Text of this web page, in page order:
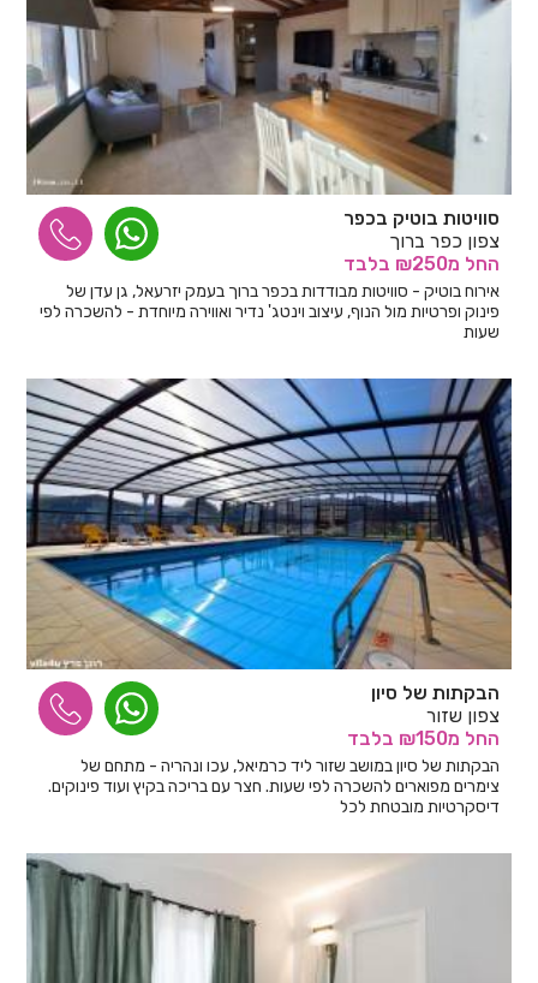
סוויטות בוטיק בכפר
צפון כפר ברוך
החל מ₪250 בלבד
אירוח בוטיק - סוויטות מבודדות בכפר ברוך בעמק יזרעאל, גן עדן של
פינוק ופרטיות מול הנוף, עיצוב וינטג' נדיר ואווירה מיוחדת - להשכרה לפי
שעות
הבקתות של סיון
צפון שזור
החל מ₪150 בלבד
הבקתות של סיון במושב שזור ליד כרמיאל, עכו ונהריה - מתחם של
צימרים מפוארים להשכרה לפי שעות. חצר עם בריכה בקיץ ועוד פינוקים.
דיסקרטיות מובטחת לכל